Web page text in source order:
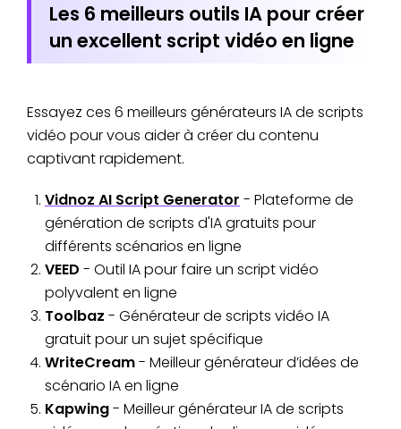
Les 6 meilleurs outils IA pour créer
un excellent script vidéo en ligne
Essayez ces 6 meilleurs générateurs IA de scripts
vidéo pour vous aider à créer du contenu
captivant rapidement.
Vidnoz AI Script Generator - Plateforme de
génération de scripts d'IA gratuits pour
différents scénarios en ligne
VEED - Outil IA pour faire un script vidéo
polyvalent en ligne
Toolbaz - Générateur de scripts vidéo IA
gratuit pour un sujet spécifique
WriteCream- Meilleur générateur d’idées de
scénario IA en ligne
Kapwing- Meilleur générateur IA de scripts